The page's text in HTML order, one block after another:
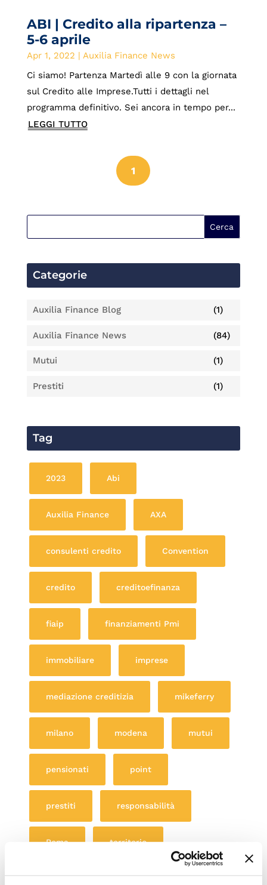
ABI | Credito alla ripartenza –
5-6 aprile
Apr 1, 2022 | Auxilia Finance News
Ci siamo! Partenza Martedì alle 9 con la giornata
sul Credito alle Imprese.Tutti i dettagli nel
programma definitivo. Sei ancora in tempo per...
LEGGI TUTTO
1
Categorie
Auxilia Finance Blog (1)
Auxilia Finance News (84)
Mutui (1)
Prestiti (1)
Tag
2023 Abi
Auxilia Finance AXA
consulenti credito Convention
credito creditoefinanza
fiaip finanziamenti Pmi
immobiliare imprese
mediazione creditizia mikeferry
milano modena mutui
pensionati point
prestiti responsabilità
Roma territorio